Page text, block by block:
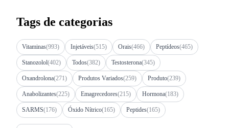
Tags de categorias
Vitaminas(993) Injetáveis(515) Orais(466) Peptídeos(465)
Stanozolol(402) Todos(382) Testosterona(345)
Oxandrolona(271) Produtos Variados(259) Produto(239)
Anabolizantes(225) Emagrecedores(215) Hormona(183)
SARMS(176) Óxido Nítrico(165) Peptides(165)